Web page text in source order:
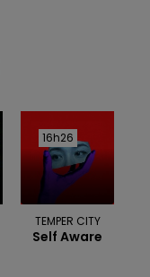
16h26
16h26
TEMPER CITY
Self Aware